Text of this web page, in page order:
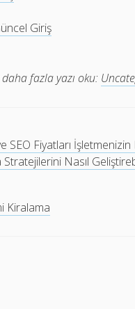
Giriş
fazla yazı oku:
SEO Fiyatları İşletmenizin
Nasıl
Kiralama